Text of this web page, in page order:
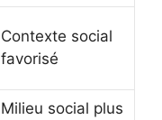
Contexte social
favorisé
Milieu social plus